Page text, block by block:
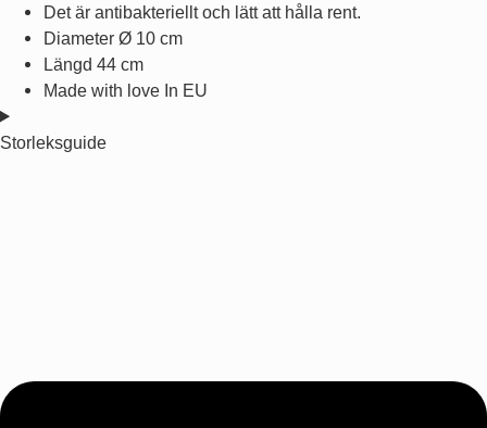
Det är antibakteriellt och lätt att hålla rent.
Diameter Ø 10 cm
Längd 44 cm
Made with love In EU
Storleksguide